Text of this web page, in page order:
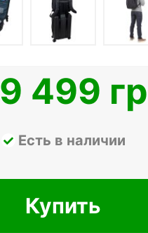
9 499
Есть в наличии
Купить